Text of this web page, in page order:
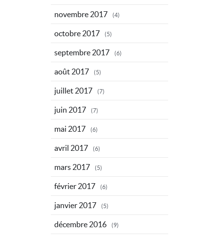
novembre 2017 (4)
octobre 2017 (5)
septembre 2017 (6)
août 2017 (5)
juillet 2017 (7)
juin 2017 (7)
mai 2017 (6)
avril 2017 (6)
mars 2017 (5)
février 2017 (6)
janvier 2017 (5)
décembre 2016 (9)